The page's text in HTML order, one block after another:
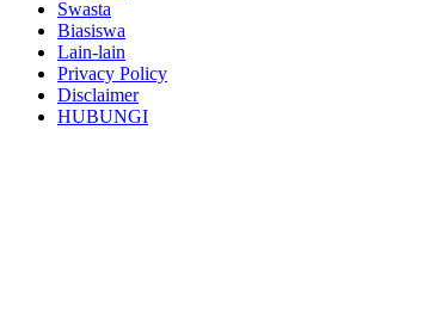
Semakan
untuk
semua
Swasta
Biasiswa
Lain-lain
Privacy Policy
Disclaimer
HUBUNGI